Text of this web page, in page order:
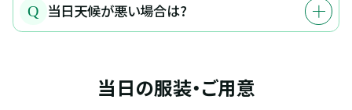
Q 当日天候が悪い場合は?
当日の服装・ご用意